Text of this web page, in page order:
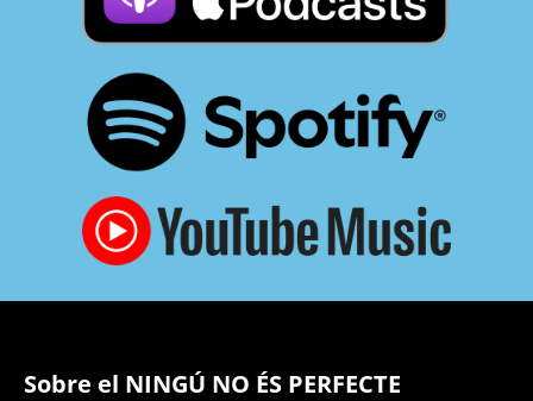
Sobre el NINGÚ NO ÉS PERFECTE